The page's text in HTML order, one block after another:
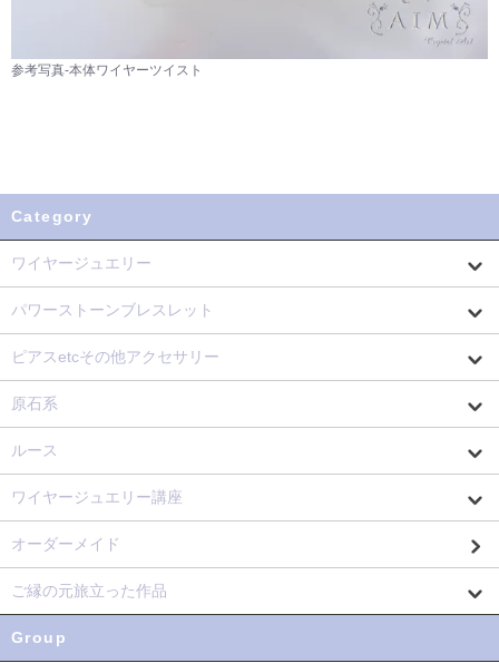
参考写真-本体ワイヤーツイスト
Category
ワイヤージュエリー
パワーストーンブレスレット
ピアスetcその他アクセサリー
原石系
ルース
ワイヤージュエリー講座
オーダーメイド
ご縁の元旅立った作品
Group